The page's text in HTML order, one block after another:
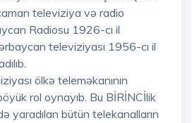
televiziya və radio
Radiosu 1926-cı il
televiziyası 1956-cı il
ölkə teleməkanının
rol oynayıb. Bu BİRİNCİlik
yaradılan bütün telekanalların